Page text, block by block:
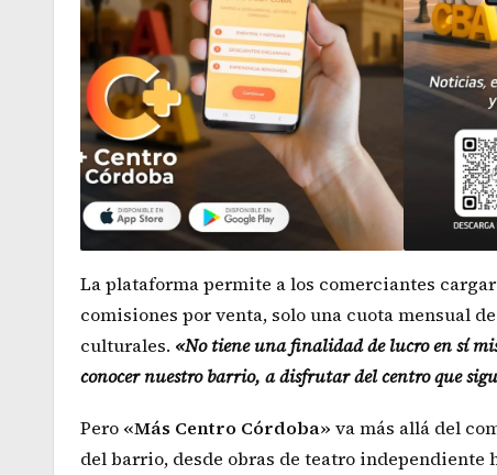
La plataforma permite a los comerciantes
comisiones por venta, solo una cuota mensual
culturales. «No tiene una finalidad de lucro en sí
conocer nuestro barrio, a disfrutar del centro que
Pero «Más Centro Córdoba» va más allá del
del barrio, desde obras de teatro independiente